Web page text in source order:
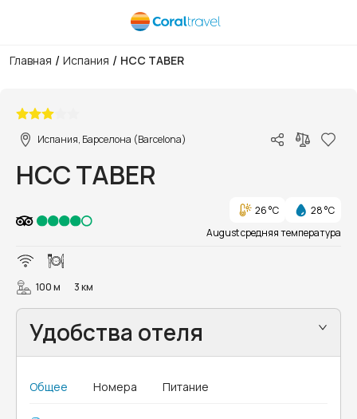
Главная / Испания / HCC TABER
Испания, Барселона (Barcelona)
HCC TABER
26 °C
28 °C
August средняя температура
100 м 3 км
Удобства отеля
Общее Номера Питание